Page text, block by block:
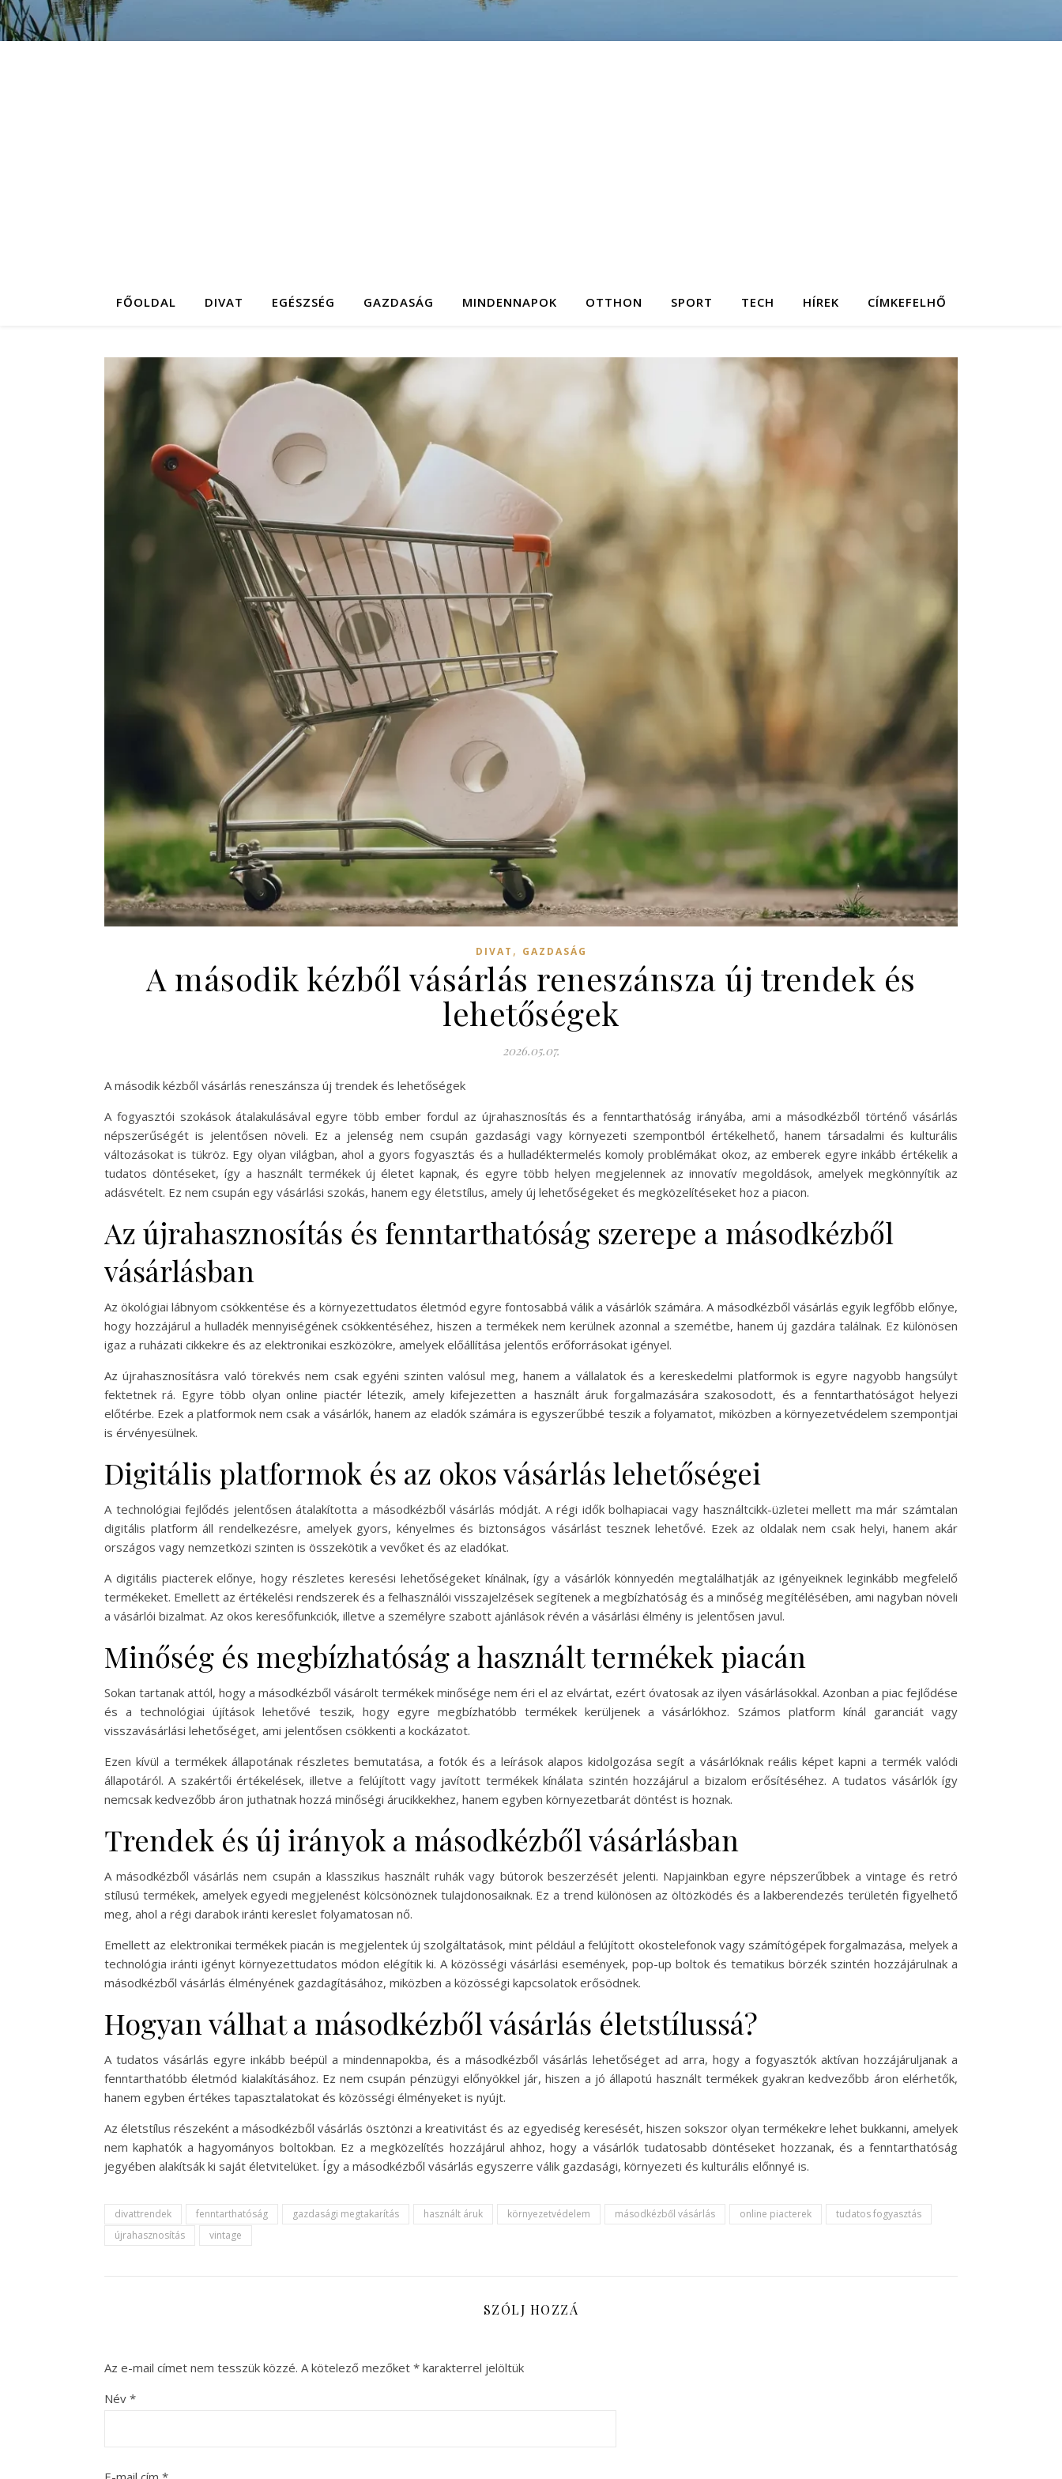
FŐOLDAL DIVAT EGÉSZSÉG GAZDASÁG MINDENNAPOK OTTHON SPORT TECH HÍREK CÍMKEFELHŐ
DIVAT , GAZDASÁG
A második kézből vásárlás reneszánsza új trendek és
lehetőségek
2026.05.07.
A második kézből vásárlás reneszánsza új trendek és lehetőségek
A fogyasztói szokások átalakulásával egyre több ember fordul az újrahasznosítás és a fenntarthatóság irányába, ami a másodkézből történő vásárlás
népszerűségét is jelentősen növeli. Ez a jelenség nem csupán gazdasági vagy környezeti szempontból értékelhető, hanem társadalmi és kulturális
változásokat is tükröz. Egy olyan világban, ahol a gyors fogyasztás és a hulladéktermelés komoly problémákat okoz, az emberek egyre inkább értékelik a
tudatos döntéseket, így a használt termékek új életet kapnak, és egyre több helyen megjelennek az innovatív megoldások, amelyek megkönnyítik az
adásvételt. Ez nem csupán egy vásárlási szokás, hanem egy életstílus, amely új lehetőségeket és megközelítéseket hoz a piacon.
Az újrahasznosítás és fenntarthatóság szerepe a másodkézből
vásárlásban
Az ökológiai lábnyom csökkentése és a környezettudatos életmód egyre fontosabbá válik a vásárlók számára. A másodkézből vásárlás egyik legfőbb előnye,
hogy hozzájárul a hulladék mennyiségének csökkentéséhez, hiszen a termékek nem kerülnek azonnal a szemétbe, hanem új gazdára találnak. Ez különösen
igaz a ruházati cikkekre és az elektronikai eszközökre, amelyek előállítása jelentős erőforrásokat igényel.
Az újrahasznosításra való törekvés nem csak egyéni szinten valósul meg, hanem a vállalatok és a kereskedelmi platformok is egyre nagyobb hangsúlyt
fektetnek rá. Egyre több olyan online piactér létezik, amely kifejezetten a használt áruk forgalmazására szakosodott, és a fenntarthatóságot helyezi
előtérbe. Ezek a platformok nem csak a vásárlók, hanem az eladók számára is egyszerűbbé teszik a folyamatot, miközben a környezetvédelem szempontjai
is érvényesülnek.
Digitális platformok és az okos vásárlás lehetőségei
A technológiai fejlődés jelentősen átalakította a másodkézből vásárlás módját. A régi idők bolhapiacai vagy használtcikk-üzletei mellett ma már számtalan
digitális platform áll rendelkezésre, amelyek gyors, kényelmes és biztonságos vásárlást tesznek lehetővé. Ezek az oldalak nem csak helyi, hanem akár
országos vagy nemzetközi szinten is összekötik a vevőket és az eladókat.
A digitális piacterek előnye, hogy részletes keresési lehetőségeket kínálnak, így a vásárlók könnyedén megtalálhatják az igényeiknek leginkább megfelelő
termékeket. Emellett az értékelési rendszerek és a felhasználói visszajelzések segítenek a megbízhatóság és a minőség megítélésében, ami nagyban növeli
a vásárlói bizalmat. Az okos keresőfunkciók, illetve a személyre szabott ajánlások révén a vásárlási élmény is jelentősen javul.
Minőség és megbízhatóság a használt termékek piacán
Sokan tartanak attól, hogy a másodkézből vásárolt termékek minősége nem éri el az elvártat, ezért óvatosak az ilyen vásárlásokkal. Azonban a piac fejlődése
és a technológiai újítások lehetővé teszik, hogy egyre megbízhatóbb termékek kerüljenek a vásárlókhoz. Számos platform kínál garanciát vagy
visszavásárlási lehetőséget, ami jelentősen csökkenti a kockázatot.
Ezen kívül a termékek állapotának részletes bemutatása, a fotók és a leírások alapos kidolgozása segít a vásárlóknak reális képet kapni a termék valódi
állapotáról. A szakértői értékelések, illetve a felújított vagy javított termékek kínálata szintén hozzájárul a bizalom erősítéséhez. A tudatos vásárlók így
nemcsak kedvezőbb áron juthatnak hozzá minőségi árucikkekhez, hanem egyben környezetbarát döntést is hoznak.
Trendek és új irányok a másodkézből vásárlásban
A másodkézből vásárlás nem csupán a klasszikus használt ruhák vagy bútorok beszerzését jelenti. Napjainkban egyre népszerűbbek a vintage és retró
stílusú termékek, amelyek egyedi megjelenést kölcsönöznek tulajdonosaiknak. Ez a trend különösen az öltözködés és a lakberendezés területén figyelhető
meg, ahol a régi darabok iránti kereslet folyamatosan nő.
Emellett az elektronikai termékek piacán is megjelentek új szolgáltatások, mint például a felújított okostelefonok vagy számítógépek forgalmazása, melyek a
technológia iránti igényt környezettudatos módon elégítik ki. A közösségi vásárlási események, pop-up boltok és tematikus börzék szintén hozzájárulnak a
másodkézből vásárlás élményének gazdagításához, miközben a közösségi kapcsolatok erősödnek.
Hogyan válhat a másodkézből vásárlás életstílussá?
A tudatos vásárlás egyre inkább beépül a mindennapokba, és a másodkézből vásárlás lehetőséget ad arra, hogy a fogyasztók aktívan hozzájáruljanak a
fenntarthatóbb életmód kialakításához. Ez nem csupán pénzügyi előnyökkel jár, hiszen a jó állapotú használt termékek gyakran kedvezőbb áron elérhetők,
hanem egyben értékes tapasztalatokat és közösségi élményeket is nyújt.
Az életstílus részeként a másodkézből vásárlás ösztönzi a kreativitást és az egyediség keresését, hiszen sokszor olyan termékekre lehet bukkanni, amelyek
nem kaphatók a hagyományos boltokban. Ez a megközelítés hozzájárul ahhoz, hogy a vásárlók tudatosabb döntéseket hozzanak, és a fenntarthatóság
jegyében alakítsák ki saját életvitelüket. Így a másodkézből vásárlás egyszerre válik gazdasági, környezeti és kulturális előnnyé is.
divattrendek fenntarthatóság gazdasági megtakarítás használt áruk környezetvédelem másodkézből vásárlás online piacterek
tudatos fogyasztás
újrahasznosítás
vintage
SZÓLJ HOZZÁ
Az e-mail címet nem tesszük közzé. A kötelező mezőket * karakterrel jelöltük
Név *